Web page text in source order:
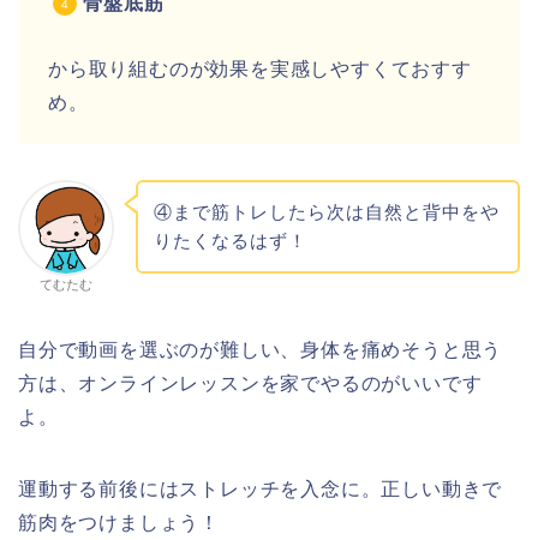
から取り組むのが効果を実感しやすくておすす
め。
てむたむ
④まで筋トレしたら次は自然と背中をや
りたくなるはず！
自分で動画を選ぶのが難しい、身体を痛めそうと思う
方は、オンラインレッスンを家でやるのがいいです
よ。
運動する前後にはストレッチを入念に。正しい動きで
筋肉をつけましょう！